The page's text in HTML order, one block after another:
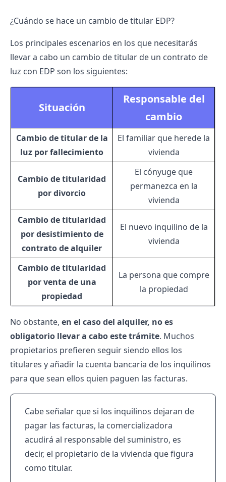
¿Cuándo se hace un cambio de titular EDP?
Los principales escenarios en los que necesitarás
llevar a cabo un cambio de titular de un contrato de
luz con EDP son los siguientes:
Situación
Responsable del
cambio
Cambio de titular de la
luz por fallecimiento
El familiar que herede la
vivienda
Cambio de titularidad
por divorcio
El cónyuge que
permanezca en la
vivienda
Cambio de titularidad
por desistimiento de
contrato de alquiler
El nuevo inquilino de la
vivienda
Cambio de titularidad
por venta de una
propiedad
La persona que compre
la propiedad
No obstante, en el caso del alquiler, no es
obligatorio llevar a cabo este trámite. Muchos
propietarios prefieren seguir siendo ellos los
titulares y añadir la cuenta bancaria de los inquilinos
para que sean ellos quien paguen las facturas.
Cabe señalar que si los inquilinos dejaran de
pagar las facturas, la comercializadora
acudirá al responsable del suministro, es
decir, el propietario de la vivienda que figura
como titular.